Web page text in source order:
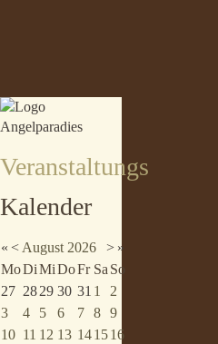
Veranstaltungs
Kalender
« < August 2026 > »
MoDiMiDoFr Sa So
27 2829 30 31 1
2
3
4 5 6 7 8 9
10 11 12 13 141516